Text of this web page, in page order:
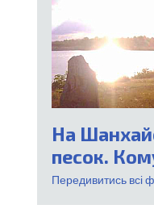
На
песок.
Передивитись всі